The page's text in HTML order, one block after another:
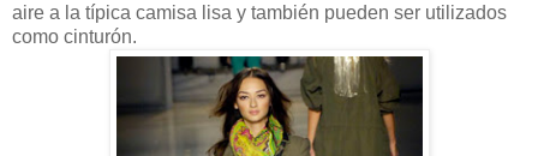
aire a la típica camisa lisa y también pueden ser utilizados
como cinturón.